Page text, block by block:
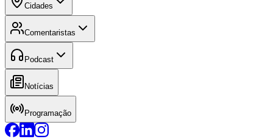
Cidades
Comentaristas
Podcast
Notícias
Programação